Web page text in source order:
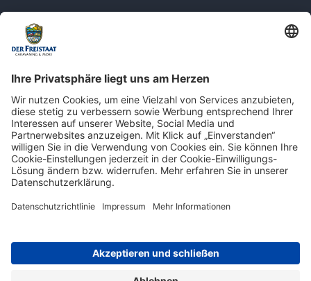
Newsletter: Jetzt auf
shop.derfreistaat.de anmelden und
einen 5€ Gutschein für unseren Online-
Shop erhalten!*
Impressum Datenschutz Barrierefreiheit